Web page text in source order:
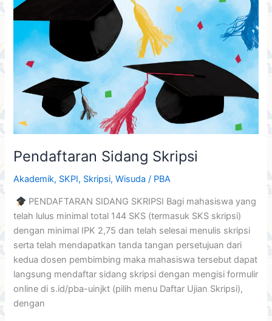
Pendaftaran Sidang Skripsi
Akademik, SKPI, Skripsi,Wisuda / PBA
PENDAFTARAN SIDANG SKRIPSI Bagi mahasiswa yang
telah lulus minimal total 144 SKS (termasuk SKS skripsi)
dengan minimal IPK 2,75 dan telah selesai menulis skripsi
serta telah mendapatkan tanda tangan persetujuan dari
kedua dosen pembimbing maka mahasiswa tersebut dapat
langsung mendaftar sidang skripsi dengan mengisi formulir
online di s.id/pba-uinjkt (pilih menu Daftar Ujian Skripsi),
dengan